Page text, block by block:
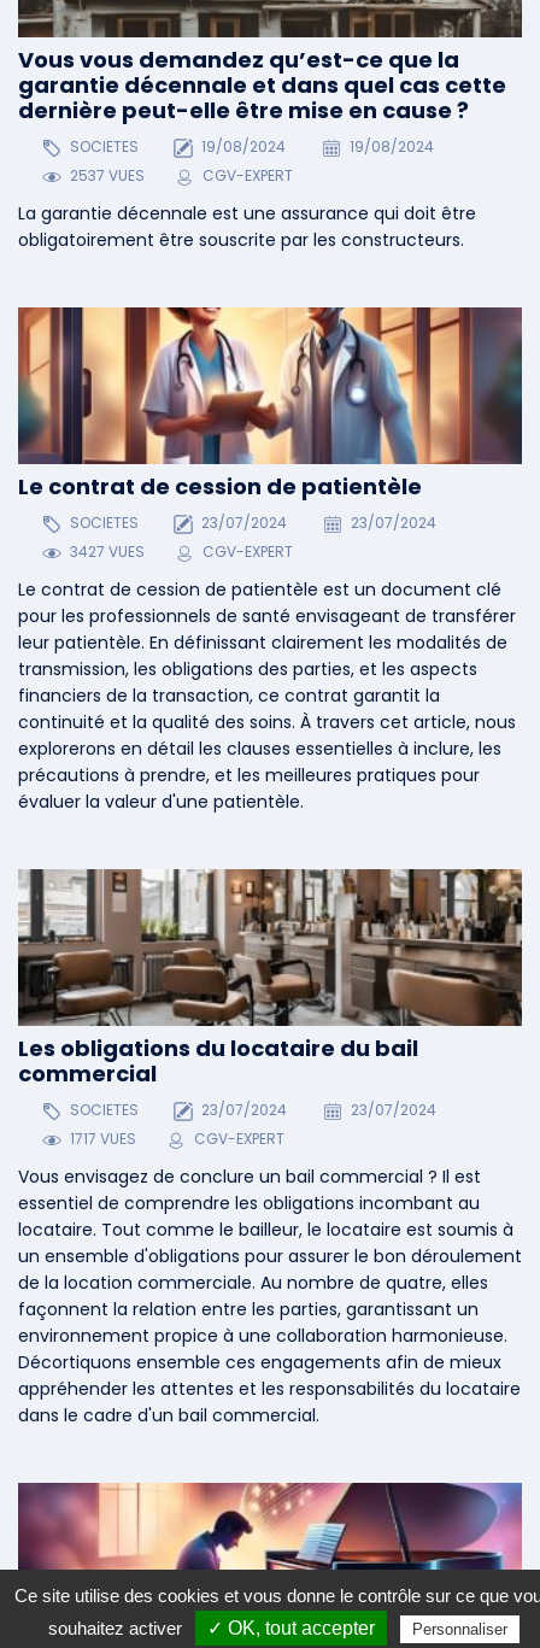
Les obligations du locataire du bail
commercial
SOCIETES 23/07/2024
23/07/2024
1717 VUES
CGV-EXPERT
Vous envisagez de conclure un bail commercial ? Il est
essentiel de comprendre les obligations incombant au
locataire. Tout comme le bailleur, le locataire est soumis à
un ensemble d'obligations pour assurer le bon déroulement
de la location commerciale. Au nombre de quatre, elles
façonnent la relation entre les parties, garantissant un
environnement propice à une collaboration harmonieuse.
Décortiquons ensemble ces engagements afin de mieux
appréhender les attentes et les responsabilités du locataire
dans le cadre d'un bail commercial.
Le contrat de cession de patientèle
SOCIETES 23/07/2024
23/07/2024
3427 VUES
CGV-EXPERT
Le contrat de cession de patientèle est un document clé
pour les professionnels de santé envisageant de transférer
leur patientèle. En définissant clairement les modalités de
transmission, les obligations des parties, et les aspects
financiers de la transaction, ce contrat garantit la
continuité et la qualité des soins. À travers cet article, nous
explorerons en détail les clauses essentielles à inclure, les
précautions à prendre, et les meilleures pratiques pour
évaluer la valeur d'une patientèle.
Vous vous demandez qu’est-ce que la
garantie décennale et dans quel cas cette
dernière peut-elle être mise en cause ?
SOCIETES 19/08/2024
19/08/2024
2537 VUES
CGV-EXPERT
La garantie décennale est une assurance qui doit être
obligatoirement être souscrite par les constructeurs.
Ce site utilise des cookies et vous donne le contrôle sur ce que
souhaitez activer
✓ OK, tout accepter Personnaliser